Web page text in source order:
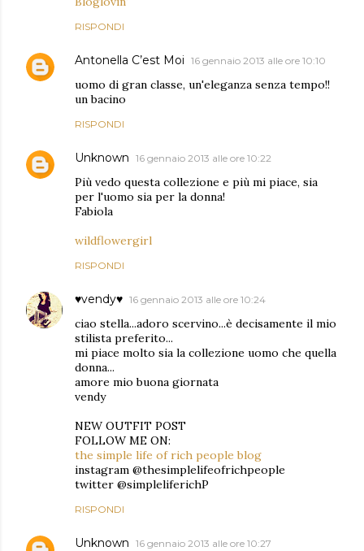
RISPONDI
Antonella C’est Moi 16 gennaio 2013 alle ore 10:10
uomo di gran classe, un'eleganza senza tempo!!
un bacino
RISPONDI
Unknown 16 gennaio 2013 alle ore 10:22
Più vedo questa collezione e più mi piace, sia
per l'uomo sia per la donna!
Fabiola
wildflowergirl
RISPONDI
♥vendy♥ 16 gennaio 2013 alle ore 10:24
ciao stella...adoro scervino...è decisamente il mio
stilista preferito...
mi piace molto sia la collezione uomo che quella
donna...
amore mio buona giornata
vendy
NEW OUTFIT POST
FOLLOW ME ON:
the simple life of rich people blog
instagram @thesimplelifeofrichpeople
twitter @simpleliferichP
RISPONDI
Unknown 16 gennaio 2013 alle ore 10:27